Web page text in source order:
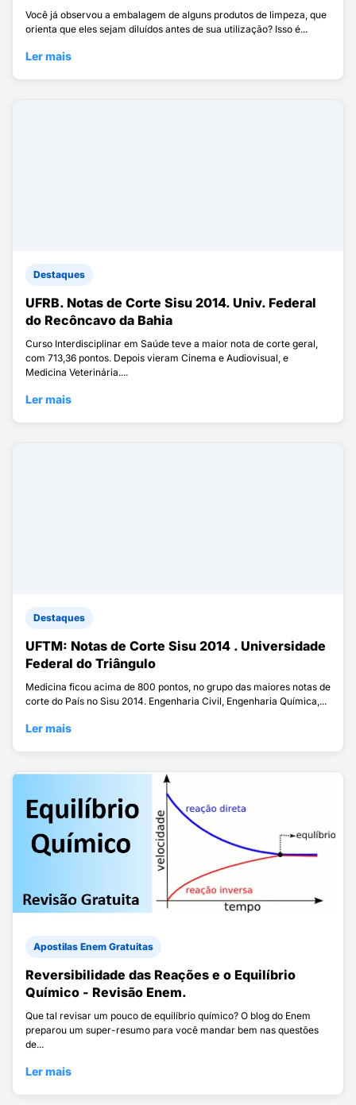
Você já observou a embalagem de alguns produtos de limpeza, que
orienta que eles sejam diluídos antes de sua utilização? Isso é...
Ler mais
Destaques
UFRB. Notas de Corte Sisu 2014. Univ. Federal
do Recôncavo da Bahia
Curso Interdisciplinar em Saúde teve a maior nota de corte geral,
com 713,36 pontos. Depois vieram Cinema e Audiovisual, e
Medicina Veterinária....
Ler mais
Destaques
UFTM: Notas de Corte Sisu 2014 . Universidade
Federal do Triângulo
Medicina ficou acima de 800 pontos, no grupo das maiores notas de
corte do País no Sisu 2014. Engenharia Civil, Engenharia Química,...
Ler mais
Apostilas Enem Gratuitas
Reversibilidade das Reações e o Equilíbrio
Químico - Revisão Enem.
Que tal revisar um pouco de equilíbrio químico? O blog do Enem
preparou um super-resumo para você mandar bem nas questões
de...
Ler mais